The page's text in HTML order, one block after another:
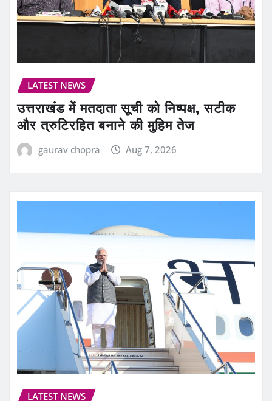
LATEST NEWS
उत्तराखंड में मतदाता सूची को निष्पक्ष, सटीक
और त्रुटिरहित बनाने की मुहिम तेज
gaurav chopra Aug 7, 2026
LATEST NEWS